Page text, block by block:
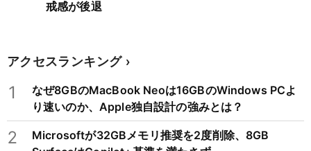
戒感が後退
アクセスランキング
1
なぜ8GBのMacBook Neoは16GBのWindows PCよ
り速いのか、Apple独自設計の強みとは？
2
Microsoftが32GBメモリ推奨を2度削除、8GB